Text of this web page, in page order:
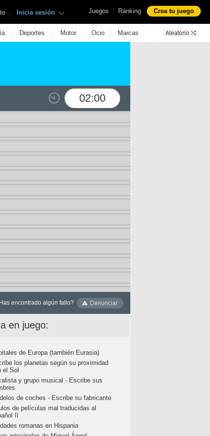
Juegos | Ránking Crea tu juego
| Inicia sesión
| Deportes | Motor | Ocio | Marcas
02:00
encontrado algún fallo?
en juego:
de Europa (también Eurasia)
los planetas según su proximidad
el Sol
y grupo musical - Escribe sus
de coches - Escribe su fabricante
de películas mal traducidas al
II
romanas en Hispania